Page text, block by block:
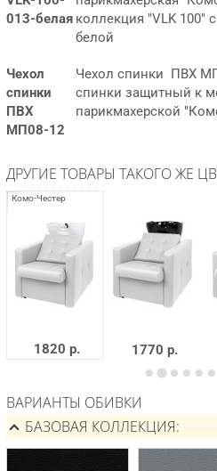
013-белая коллекция "VLK 100"
белой
Чехол
спинки
ПВХ
МП08-12
Чехол спинки ПВХ
спинки защитный к
парикмахерской
ДРУГИЕ ТОВАРЫ ТАКОГО ЖЕ
1820 р. 1770 р.
ВАРИАНТЫ ОБИВКИ
БАЗОВАЯ КОЛЛЕКЦИЯ